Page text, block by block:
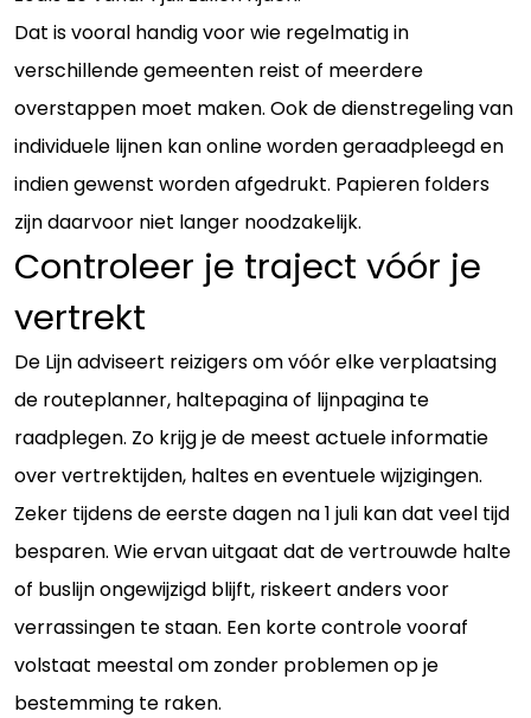
Dat is vooral handig voor wie regelmatig in
verschillende gemeenten reist of meerdere
overstappen moet maken. Ook de dienstregeling van
individuele lijnen kan online worden geraadpleegd en
indien gewenst worden afgedrukt. Papieren folders
zijn daarvoor niet langer noodzakelijk.
Controleer je traject vóór je
vertrekt
De Lijn adviseert reizigers om vóór elke verplaatsing
de routeplanner, haltepagina of lijnpagina te
raadplegen. Zo krijg je de meest actuele informatie
over vertrektijden, haltes en eventuele wijzigingen.
Zeker tijdens de eerste dagen na 1 juli kan dat veel tijd
besparen. Wie ervan uitgaat dat de vertrouwde halte
of buslijn ongewijzigd blijft, riskeert anders voor
verrassingen te staan. Een korte controle vooraf
volstaat meestal om zonder problemen op je
bestemming te raken.